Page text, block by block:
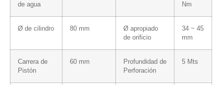
de agua
Nm
Ø de cilindro 80 mm
Ø apropiado
de orificio
34 ~ 45
mm
Carrera de
Pistón
60 mm
Profundidad de
Perforación
5 Mts